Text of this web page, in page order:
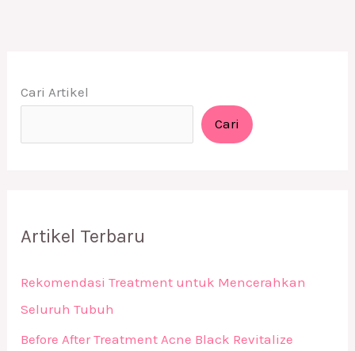
Cari Artikel
Cari
Artikel Terbaru
Rekomendasi Treatment untuk Mencerahkan
Seluruh Tubuh
Before After Treatment Acne Black Revitalize